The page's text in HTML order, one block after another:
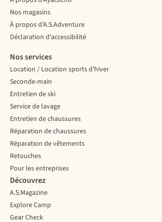
Nos magasins
À propos d’A.S.Adventure
Déclaration d'accessibilité
Nos services
Location / Location sports d’hiver
Seconde-main
Entretien de ski
Service de lavage
Entretien de chaussures
Réparation de chaussures
Réparation de vêtements
Retouches
Pour les entreprises
Découvrez
A.S.Magazine
Explore Camp
Gear Check